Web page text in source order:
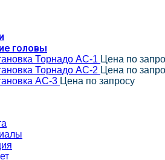
головы
Торнадо АС-1 Цена по
Торнадо АС-2 Цена по
АС-3 Цена по запросу